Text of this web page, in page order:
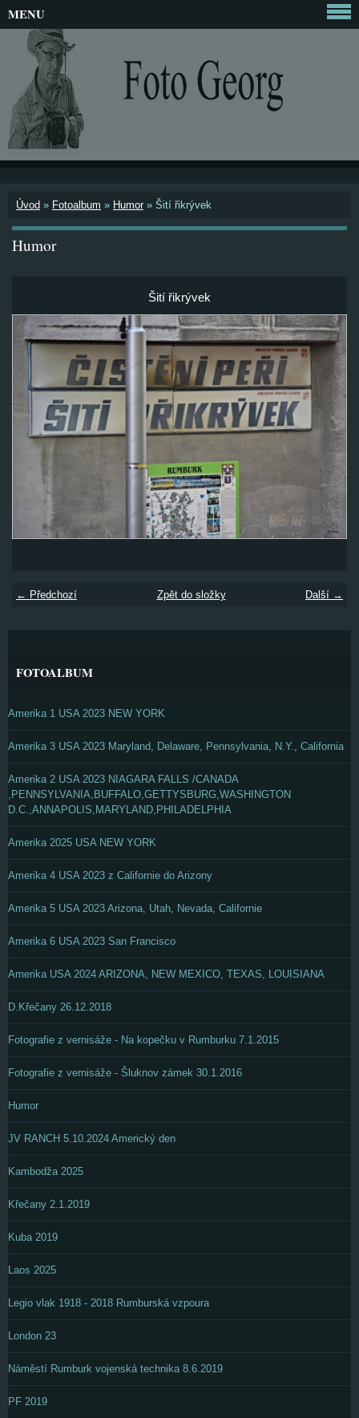
Úvod » Fotoalbum » Humor » Šití řikrývek
Humor
Šití řikrývek
← Předchozí Další →
Zpět do složky
MENU
FOTOALBUM
Amerika 1 USA 2023 NEW YORK
Amerika 3 USA 2023 Maryland, Delaware, Pennsylvania, N.Y., California
Amerika 2 USA 2023 NIAGARA FALLS /CANADA
,PENNSYLVANIA,BUFFALO,GETTYSBURG,WASHINGTON
D.C.,ANNAPOLIS,MARYLAND,PHILADELPHIA
Amerika 2025 USA NEW YORK
Amerika 4 USA 2023 z Californie do Arizony
Amerika 5 USA 2023 Arizona, Utah, Nevada, Californie
Amerika 6 USA 2023 San Francisco
Amerika USA 2024 ARIZONA, NEW MEXICO, TEXAS, LOUISIANA
D.Křečany 26.12.2018
Fotografie z vernisáže - Na kopečku v Rumburku 7.1.2015
Fotografie z vernisáže - Šluknov zámek 30.1.2016
Humor
JV RANCH 5.10.2024 Americký den
Kambodža 2025
Křečany 2.1.2019
Kuba 2019
Laos 2025
Legio vlak 1918 - 2018 Rumburská vzpoura
London 23
Náměstí Rumburk vojenská technika 8.6.2019
PF 2019